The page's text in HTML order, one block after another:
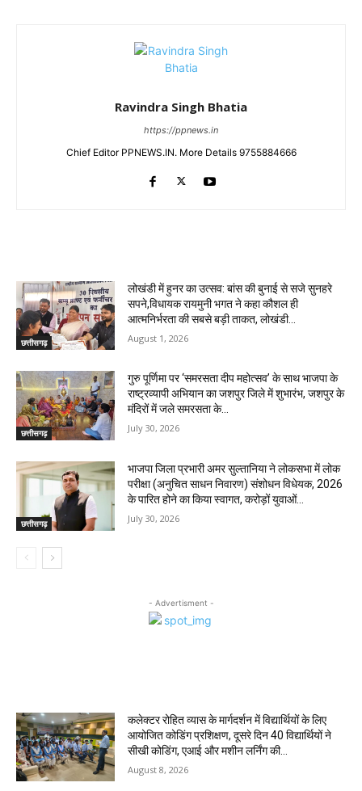
Ravindra Singh Bhatia
https://ppnews.in
Chief Editor PPNEWS.IN. More Details 9755884666
छत्तीसगढ़
लोखंडी में हुनर का उत्सव: बांस की बुनाई से सजे सुनहरे
सपने,विधायक रायमुनी भगत ने कहा कौशल ही
आत्मनिर्भरता की सबसे बड़ी ताकत, लोखंडी...
August 1, 2026
छत्तीसगढ़
गुरु पूर्णिमा पर ‘समरसता दीप महोत्सव’ के साथ भाजपा के
राष्ट्रव्यापी अभियान का जशपुर जिले में शुभारंभ, जशपुर के
मंदिरों में जले समरसता के...
July 30, 2026
छत्तीसगढ़
भाजपा जिला प्रभारी अमर सुल्तानिया ने लोकसभा में लोक
परीक्षा (अनुचित साधन निवारण) संशोधन विधेयक, 2026
के पारित होने का किया स्वागत, करोड़ों युवाओं...
July 30, 2026
- Advertisment -
कलेक्टर रोहित व्यास के मार्गदर्शन में विद्यार्थियों के लिए
आयोजित कोडिंग प्रशिक्षण, दूसरे दिन 40 विद्यार्थियों ने
सीखी कोडिंग, एआई और मशीन लर्निंग की...
August 8, 2026